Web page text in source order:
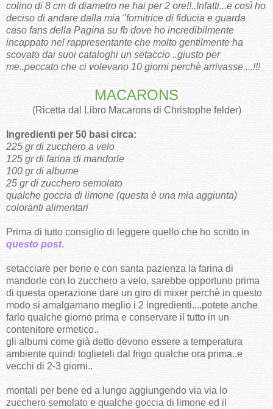
colino di 8 cm di diametro ne hai per 2 ore!!..Infatti...e così ho
deciso di andare dalla mia "fornitrice di fiducia e guarda
caso fans della Pagina su fb dove ho incredibilmente
incappato nel rappresentante che molto gentilmente ha
scovato dai suoi cataloghi un setaccio ..giusto per
me..peccato che ci volevano 10 giorni perchè arrivasse....!!!
MACARONS
(Ricetta dal Libro Macarons di Christophe felder)
Ingredienti per 50 basi circa:
225 gr di zucchero a velo
125 gr di farina di mandorle
100 gr di albume
25 gr di zucchero semolato
qualche goccia di limone (questa è una mia aggiunta)
coloranti alimentari
Prima di tutto consiglio di leggere quello che ho scritto in
questo post.
setacciare per bene e con santa pazienza la farina di
mandorle con lo zucchero a velo, sarebbe opportuno prima
di questa operazione dare un giro di mixer perchè in questo
modo si amalgamano meglio i 2 ingredienti....potete anche
farlo qualche giorno prima e conservare il tutto in un
contenitore ermetico..
gli albumi come già detto devono essere a temperatura
ambiente quindi toglieteli dal frigo qualche ora prima..e
vecchi di 2-3 giorni..
montali per bene ed a lungo aggiungendo via via lo
zucchero semolato e qualche goccia di limone ed il